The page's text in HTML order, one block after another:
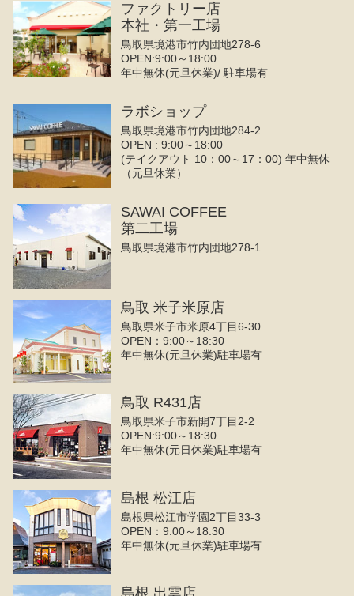
ファクトリー店
本社・第一工場
鳥取県境港市竹内団地278-6
OPEN:9:00～18:00
年中無休(元旦休業)/ 駐車場有
ラボショップ
鳥取県境港市竹内団地284-2
OPEN : 9:00～18:00
(テイクアウト 10：00～17：00) 年中無休
（元旦休業）
SAWAI COFFEE
第二工場
鳥取県境港市竹内団地278-1
鳥取 米子米原店
鳥取県米子市米原4丁目6-30
OPEN：9:00～18:30
年中無休(元旦休業)駐車場有
鳥取 R431店
鳥取県米子市新開7丁目2-2
OPEN:9:00～18:30
年中無休(元日休業)駐車場有
島根 松江店
島根県松江市学園2丁目33-3
OPEN：9:00～18:30
年中無休(元旦休業)駐車場有
島根 出雲店